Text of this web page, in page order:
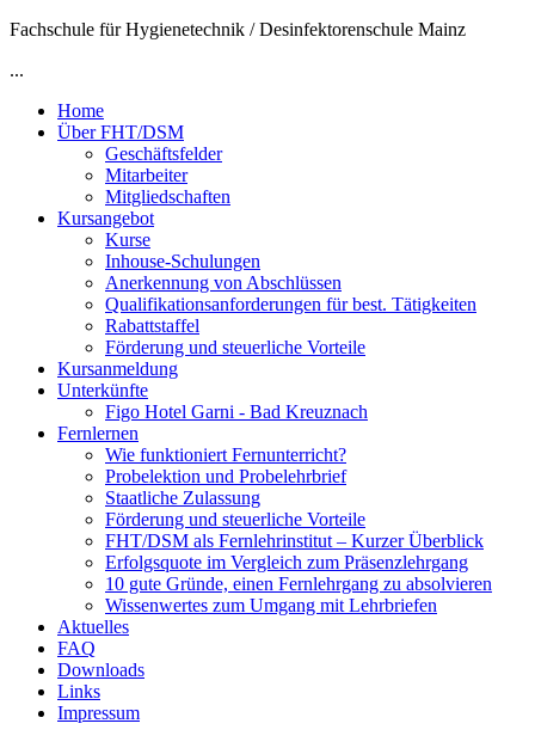
Fachschule für Hygienetechnik / Desinfektorenschule Mainz
...
Home
Über FHT/DSM
Geschäftsfelder
Mitarbeiter
Mitgliedschaften
Kursangebot
Kurse
Inhouse-Schulungen
Anerkennung von Abschlüssen
Qualifikationsanforderungen für best. Tätigkeiten
Rabattstaffel
Förderung und steuerliche Vorteile
Kursanmeldung
Unterkünfte
Figo Hotel Garni - Bad Kreuznach
Fernlernen
Wie funktioniert Fernunterricht?
Probelektion und Probelehrbrief
Staatliche Zulassung
Förderung und steuerliche Vorteile
FHT/DSM als Fernlehrinstitut – Kurzer Überblick
Erfolgsquote im Vergleich zum Präsenzlehrgang
10 gute Gründe, einen Fernlehrgang zu absolvieren
Wissenwertes zum Umgang mit Lehrbriefen
Aktuelles
FAQ
Downloads
Links
Impressum